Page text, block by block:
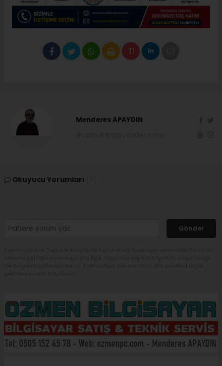
Menderes APAYDIN
Okuyucu Yorumları
Gönder